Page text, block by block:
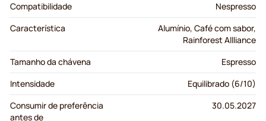
Compatibilidade
Nespresso
Característica
Alumínio, Café com sabor,
Rainforest Allliance
Tamanho da chávena
Espresso
Intensidade
Equilibrado (6/10)
Consumir de preferência
antes de
30.05.2027